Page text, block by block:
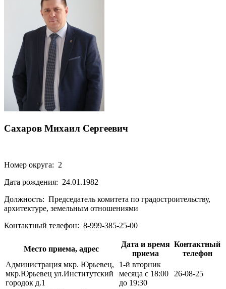
Сахаров Михаил Сергеевич
Номер округа: 2
Дата рождения: 24.01.1982
Должность: Председатель комитета по градостроительству,
архитектуре, земельным отношениями
Контактный телефон: 8-999-385-25-00
Место приема, адрес
Дата и время
приема
Контактный
телефон
Администрация мкр. Юрьевец,
мкр.Юрьевец ул.Институтский
городок д.1
1-й вторник
месяца с 18:00
до 19:30
26-08-25